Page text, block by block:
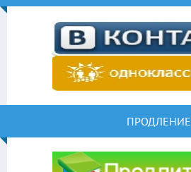
ПРОДЛЕНИЕ